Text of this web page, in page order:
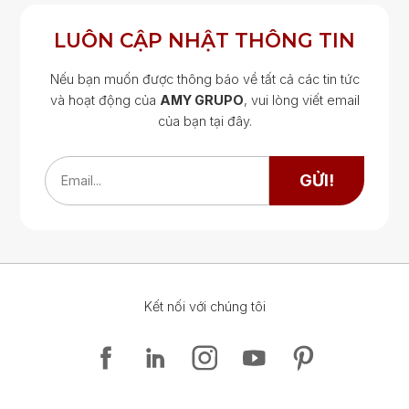
LUÔN CẬP NHẬT THÔNG TIN
Nếu bạn muốn được thông báo về tất cả các tin tức
và hoạt động của AMY GRUPO, vui lòng viết email
của bạn tại đây.
Email... GỬI!
Kết nối với chúng tôi